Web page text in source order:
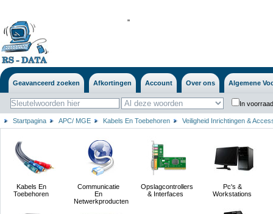
''
Geavanceerd zoeken Afkortingen Account Over ons Algemene
In
Startpagina APC/ MGE Kabels En Toebehoren Veiligheid Inrichtingen &
Kabels En
Toebehoren
Communicatie
En
Netwerkproducten
Opslagcontrollers
& Interfaces
Pc's &
Workstations